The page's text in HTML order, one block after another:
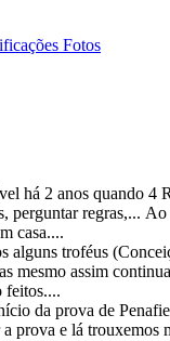
Fotos
há 2 anos quando
perguntar regras,...
casa....
troféus
mesmo assim
feitos....
da prova de
e lá